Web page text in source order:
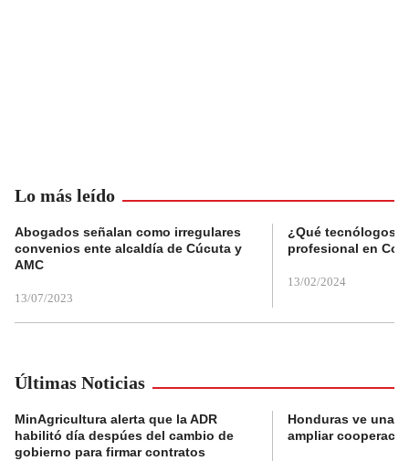
Lo más leído
Abogados señalan como irregulares
convenios ente alcaldía de Cúcuta y
AMC
13/07/2023
¿Qué tecnólogos
profesional en
13/02/2024
Últimas Noticias
MinAgricultura alerta que la ADR
habilitó día despúes del cambio de
gobierno para firmar contratos
Honduras ve una
ampliar